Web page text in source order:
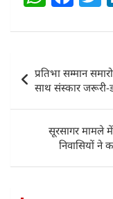
at
s
A
p
p
c
e
b
o
o
k
Post
navigation
प्रतिभा सम्मान
साथ संस्कार जरूरी-
सूरसागर मामले
निवासियों ने